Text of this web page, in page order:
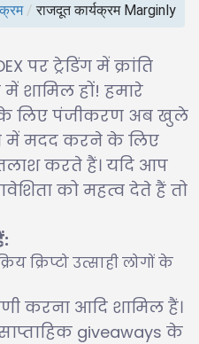
/ राजदूत कार्यक्रम Marginly
पर ट्रेडिंग में क्रांति
में शामिल हों! हमारे
के लिए पंजीकरण अब खुले
में मदद करने के लिए
तलाश करते हैं। यदि आप
को महत्व देते हैं तो
क्रिप्टो उत्साही लोगों के
करना आदि शामिल हैं।
giveaways के